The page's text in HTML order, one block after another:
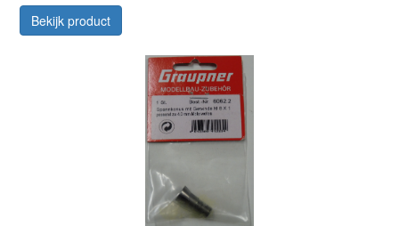
Bekijk product